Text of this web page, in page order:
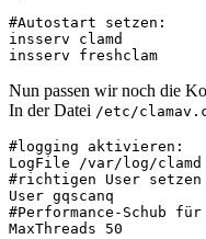
#Autostart setzen:
insserv clamd
insserv freshclam
Nun passen wir noch die
In der Datei /etc/
#logging aktivieren:
LogFile /var/log/clamd
#richtigen User
User gqscanq
#Performance-Schub
MaxThreads 50